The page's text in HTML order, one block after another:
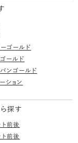
ゴールド
ールド
ンゴールド
ション
探す
前後
前後